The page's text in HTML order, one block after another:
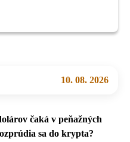
10. 08. 2026
čaká v peňažných
sa do krypta?